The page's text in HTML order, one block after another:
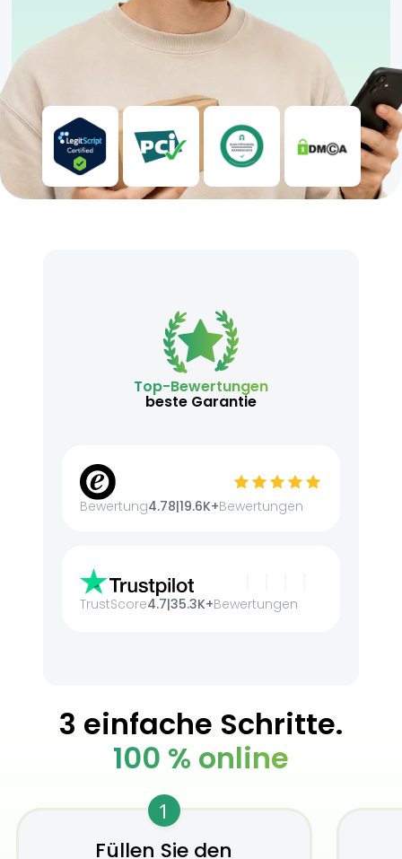
Top-Bewertungen
beste Garantie
Bewertung4.78|19.6K+Bewertungen
TrustScore4.7|35.3K+Bewertungen
3 einfache Schritte.
100 % online
1
Füllen Sie den